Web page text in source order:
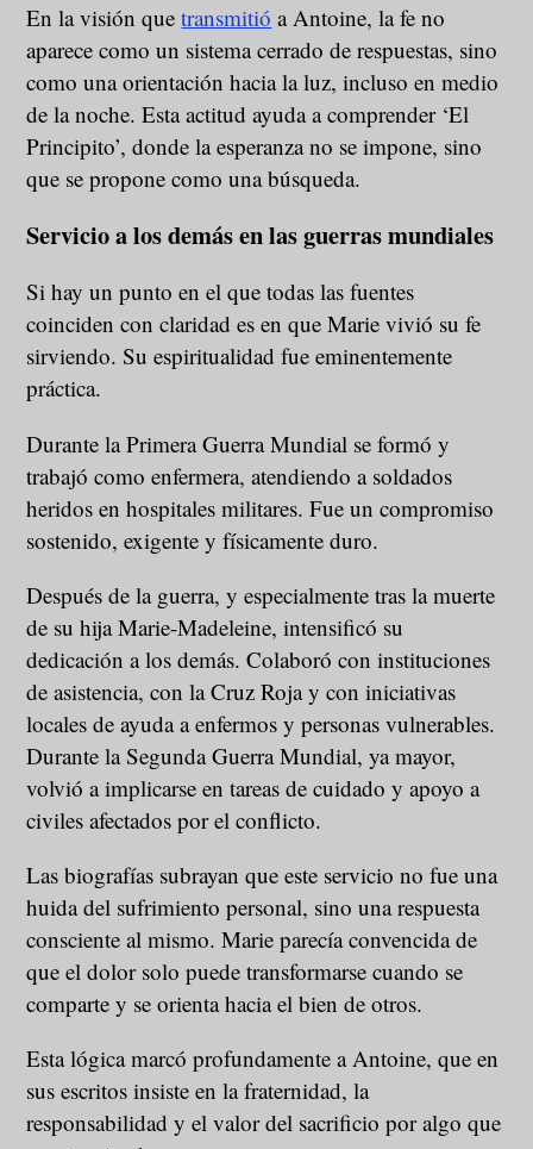
En la visión quetransmitió a Antoine, la fe no
aparece como un sistema cerrado de respuestas, sino
como una orientación hacia la luz, incluso en medio
de la noche. Esta actitud ayuda a comprender ‘El
Principito’, donde la esperanza no se impone, sino
que se propone como una búsqueda.
Servicio a los demás en las guerras mundiales
Si hay un punto en el que todas las fuentes
coinciden con claridad es en que Marie vivió su fe
sirviendo. Su espiritualidad fue eminentemente
práctica.
Durante la Primera Guerra Mundial se formó y
trabajó como enfermera, atendiendo a soldados
heridos en hospitales militares. Fue un compromiso
sostenido, exigente y físicamente duro.
Después de la guerra, y especialmente tras la muerte
de su hija Marie-Madeleine, intensificó su
dedicación a los demás. Colaboró con instituciones
de asistencia, con la Cruz Roja y con iniciativas
locales de ayuda a enfermos y personas vulnerables.
Durante la Segunda Guerra Mundial, ya mayor,
volvió a implicarse en tareas de cuidado y apoyo a
civiles afectados por el conflicto.
Las biografías subrayan que este servicio no fue una
huida del sufrimiento personal, sino una respuesta
consciente al mismo. Marie parecía convencida de
que el dolor solo puede transformarse cuando se
comparte y se orienta hacia el bien de otros.
Esta lógica marcó profundamente a Antoine, que en
sus escritos insiste en la fraternidad, la
responsabilidad y el valor del sacrificio por algo que